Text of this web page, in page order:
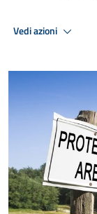
Vedi azioni